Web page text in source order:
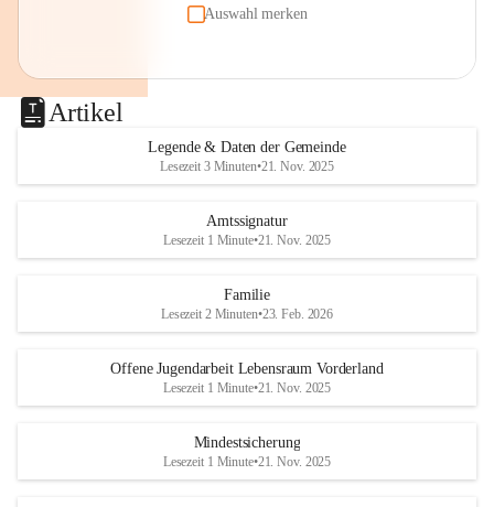
Auswahl merken
Artikel
Legende & Daten der Gemeinde
Lesezeit 3 Minuten•21. Nov. 2025
Amtssignatur
Lesezeit 1 Minute•21. Nov. 2025
Familie
Lesezeit 2 Minuten•23. Feb. 2026
Offene Jugendarbeit Lebensraum Vorderland
Lesezeit 1 Minute•21. Nov. 2025
Mindestsicherung
Lesezeit 1 Minute•21. Nov. 2025